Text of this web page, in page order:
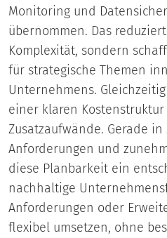
Monitoring und
übernommen. Das
Komplexität, sondern
für strategische Themen
Unternehmens.
einer klaren
Zusatzaufwände. Gerade
Anforderungen und
diese Planbarkeit ein
nachhaltige
Anforderungen oder
flexibel umsetzen, ohne